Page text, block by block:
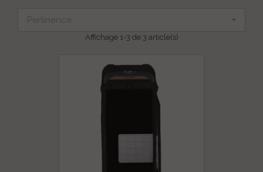
Pertinence
Affichage 1-3 de 3 article(s)